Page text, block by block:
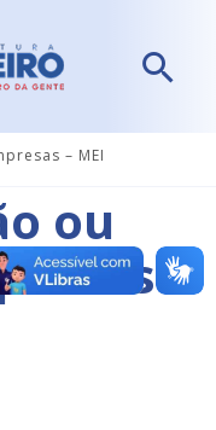
– MEI
ou
–